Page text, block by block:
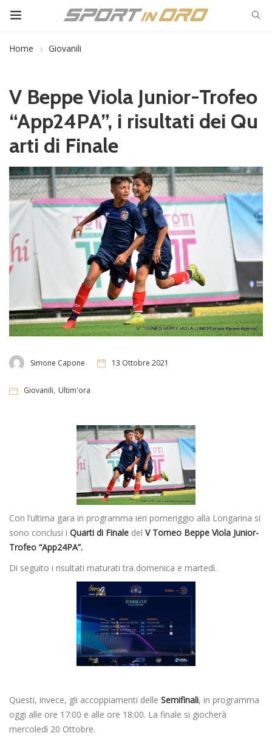
Home Giovanili
V Beppe Viola Junior-Trofeo
“App24PA”, i risultati dei Qu
arti di Finale
Simone Capone 13 Ottobre 2021
Giovanili, Ultim'ora
Con l’ultima gara in programma ieri pomeriggio alla Longarina si
sono conclusi i Quarti di Finale del V Torneo Beppe Viola Junior-
Trofeo “App24PA”.
Di seguito i risultati maturati tra domenica e martedì.
Questi, invece, gli accoppiamenti delle Semifinali, in programma
oggi alle ore 17:00 e alle ore 18:00. La finale si giocherà
mercoledì 20 Ottobre.